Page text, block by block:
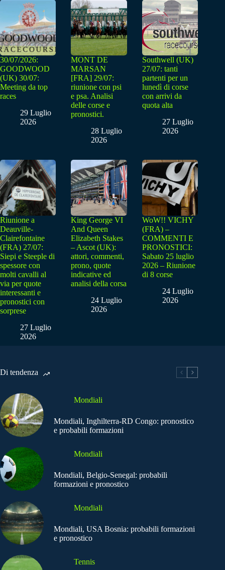
30/07/2026:
GOODWOOD
(UK) 30/07:
Meeting da top
races
29 Luglio
2026
MONT DE
MARSAN
[FRA] 29/07:
riunione con psi
e psa. Analisi
delle corse e
pronostici.
28 Luglio
2026
Southwell (UK)
27/07: tanti
partenti per un
lunedì di corse
con arrivi da
quota alta
27 Luglio
2026
Riunione a
Deauville-
Clairefontaine
(FRA) 27/07:
Siepi e Steeple di
spessore con
molti cavalli al
via per quote
interessanti e
pronostici con
sorprese
27 Luglio
2026
King George VI
And Queen
Elizabeth Stakes
– Ascot (UK):
attori, commenti,
prono, quote
indicative ed
analisi della corsa
24 Luglio
2026
WoW!! VICHY
(FRA) –
COMMENTI E
PRONOSTICI:
Sabato 25 luglio
2026 – Riunione
di 8 corse
24 Luglio
2026
Di tendenza
Mondiali
Mondiali, Inghilterra-RD Congo: pronostico
e probabili formazioni
Mondiali
Mondiali, Belgio-Senegal: probabili
formazioni e pronostico
Mondiali
Mondiali, USA Bosnia: probabili formazioni
e pronostico
Tennis